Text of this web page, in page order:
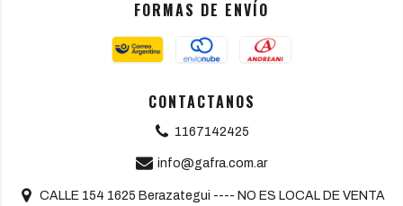
FORMAS DE ENVÍO
CONTACTANOS
1167142425
info@gafra.com.ar
CALLE 154 1625 Berazategui ---- NO ES LOCAL DE VENTA